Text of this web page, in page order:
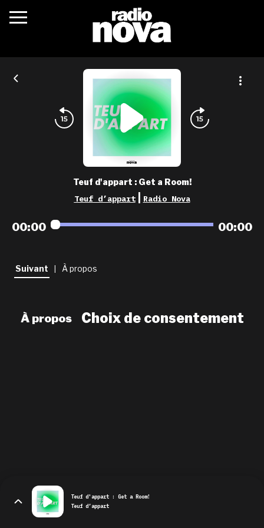
c’était quoi ?
podcasts
nova aime
les grilles
playlists
newsletter
Teuf d'appart : Get a Room!
Teuf d’appart Radio Nova
00:00 00:00
Suivant À propos
À propos Choix de consentement
Teuf d'appart : Get a Room!
Teuf d’appart